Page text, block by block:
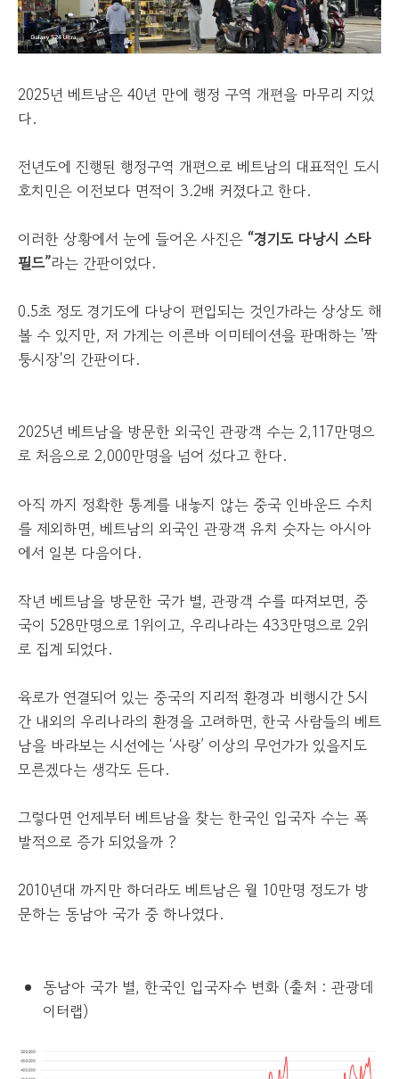
2025년 베트남은 40년 만에 행정 구역 개편을 마무리 지었
다.
전년도에 진행된 행정구역 개편으로 베트남의 대표적인 도시
호치민은 이전보다 면적이 3.2배 커졌다고 한다.
이러한 상황에서 눈에 들어온 사진은 “경기도 다낭시 스타
필드”라는 간판이었다.
0.5초 정도 경기도에 다낭이 편입되는 것인가라는 상상도 해
볼 수 있지만, 저 가게는 이른바 이미테이션을 판매하는 '짝
퉁시장'의 간판이다.
2025년 베트남을 방문한 외국인 관광객 수는 2,117만명으
로 처음으로 2,000만명을 넘어 섰다고 한다.
아직 까지 정확한 통계를 내놓지 않는 중국 인바운드 수치
를 제외하면, 베트남의 외국인 관광객 유치 숫자는 아시아
에서 일본 다음이다.
작년 베트남을 방문한 국가 별, 관광객 수를 따져보면, 중
국이 528만명으로 1위이고, 우리나라는 433만명으로 2위
로 집계 되었다.
육로가 연결되어 있는 중국의 지리적 환경과 비행시간 5시
간 내외의 우리나라의 환경을 고려하면, 한국 사람들의 베트
남을 바라보는 시선에는 ‘사랑’ 이상의 무언가가 있을지도
모른겠다는 생각도 든다.
그렇다면 언제부터 베트남을 찾는 한국인 입국자 수는 폭
발적으로 증가 되었을까 ?
2010년대 까지만 하더라도 베트남은 월 10만명 정도가 방
문하는 동남아 국가 중 하나였다.
동남아 국가 별, 한국인 입국자수 변화 (출처 : 관광데
이터랩)